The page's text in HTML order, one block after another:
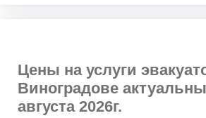
Цены на услуги
Виноградове
августа 2026г.